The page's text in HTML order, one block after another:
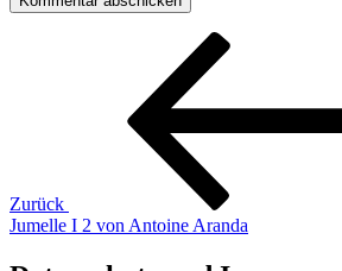
Beitragsnavigation
Zurück
Jumelle I 2 von Antoine Aranda